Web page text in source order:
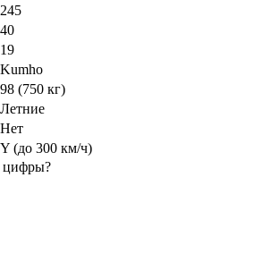
245
40
19
Kumho
98 (750 кг)
Летние
Нет
Y (до 300 км/ч)
цифры?